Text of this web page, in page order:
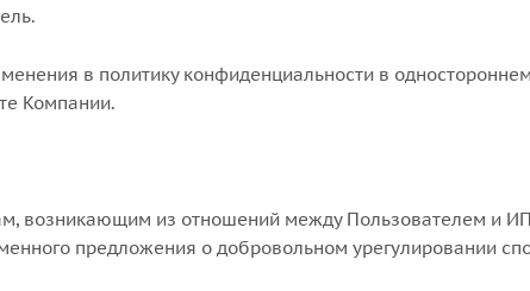
в политику конфиденциальности в
Компании.
возникающим из отношений между Пользователем и
предложения о добровольном урегулировании